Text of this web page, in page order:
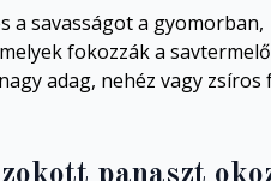
a savasságot a gyomorban,
fokozzák a
adag, nehéz vagy
panaszt